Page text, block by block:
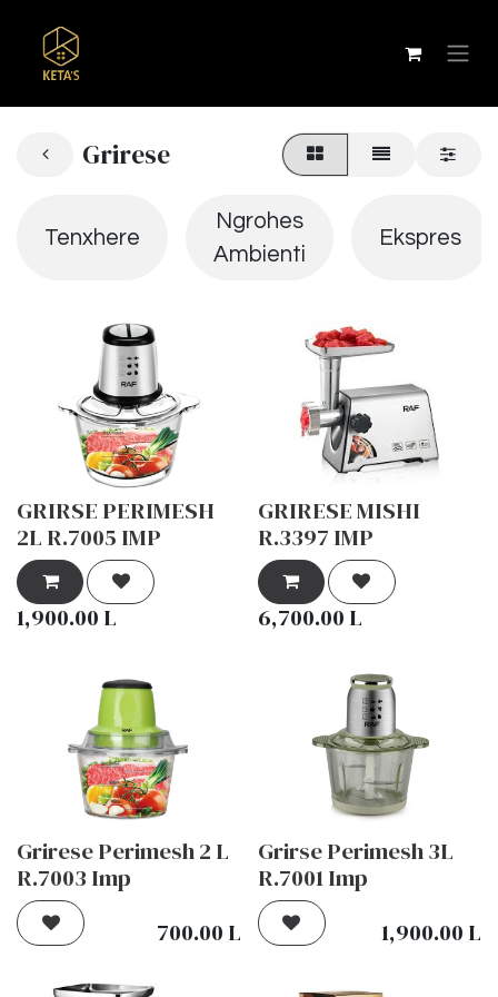
Grirese
Tenxhere
Ngrohes
Ambienti
Ekspres
GRIRSE PERIMESH
2L R.7005 IMP
1,900.00 L
GRIRESE MISHI
R.3397 IMP
6,700.00 L
Grirese Perimesh 2 L
R.7003 Imp
700.00 L
Grirse Perimesh 3L
R.7001 Imp
1,900.00 L